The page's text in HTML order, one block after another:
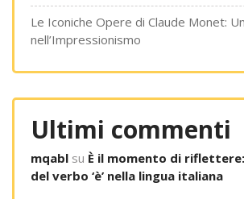
Le Iconiche Opere di Claude Monet:
nell’Impressionismo
Ultimi commenti
mqabl su È il momento di
del verbo ‘è’ nella lingua italiana